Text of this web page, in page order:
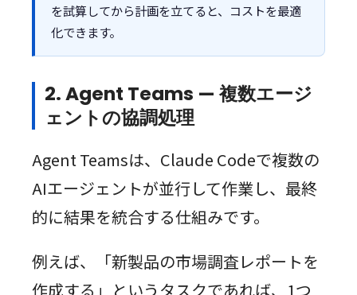
を試算してから計画を立てると、コストを最適
化できます。
2. Agent Teams — 複数エージ
ェントの協調処理
Agent Teamsは、Claude Codeで複数の
AIエージェントが並行して作業し、最終
的に結果を統合する仕組みです。
例えば、「新製品の市場調査レポートを
作成する」というタスクであれば、1つ